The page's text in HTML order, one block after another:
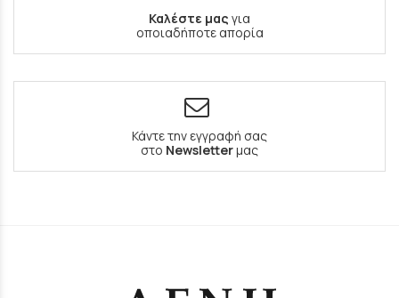
Καλέστε μας για
οποιαδήποτε απορία
Κάντε την εγγραφή σας
στο Newsletterμας